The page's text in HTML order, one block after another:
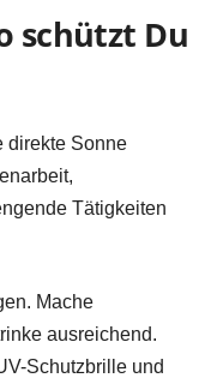
schützt Du
direkte Sonne
Tätigkeiten
Mache
ausreichend.
Schutzbrille und